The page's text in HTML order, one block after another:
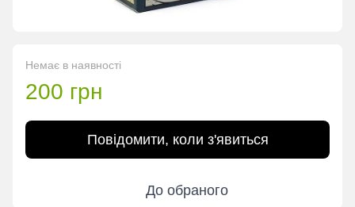
Немає в наявності
200 грн
Повідомити, коли з'явиться
До обраного